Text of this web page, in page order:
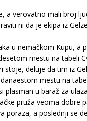
a verovatno mali broj
ni da je ekipa iz
u nemačkom Kupu, a
mestu na tabeli
stoje, deluje da tim iz
mestu na
u baraž za
pruža veoma
poraza, a poslednji se